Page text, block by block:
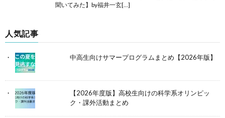
聞いてみた】by福井一玄[…]
人気記事
中高生向けサマープログラムまとめ【2026年版】
【2026年度版】高校生向けの科学系オリンピッ
ク・課外活動まとめ